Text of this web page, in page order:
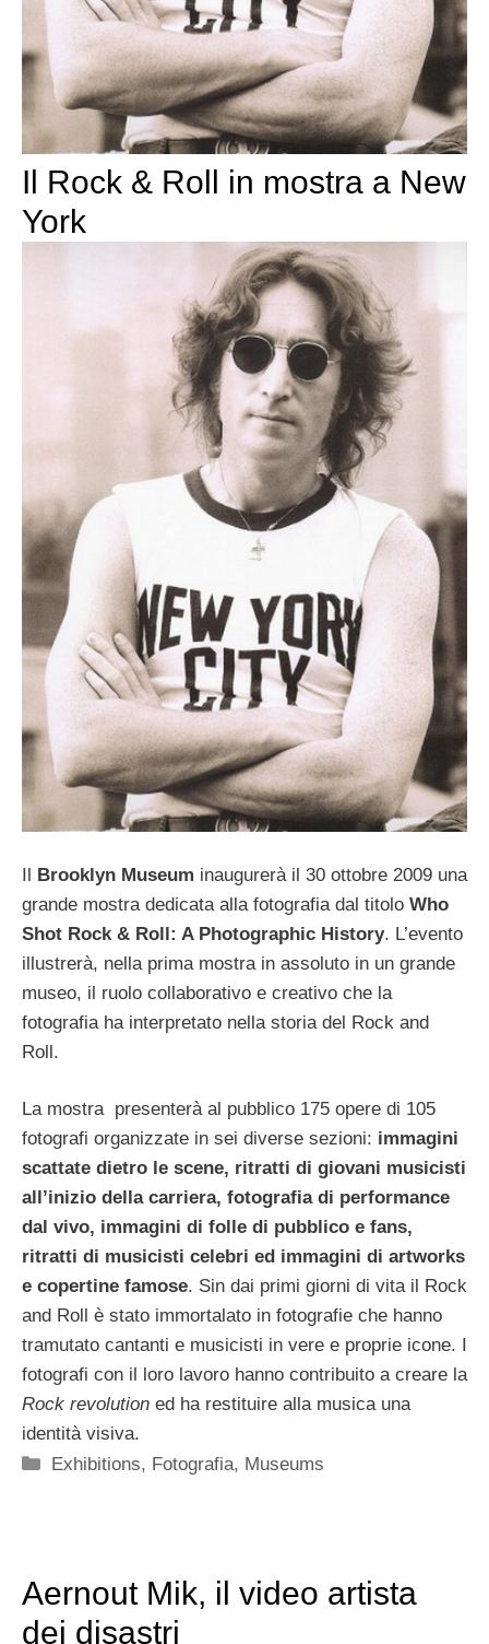
Il Rock & Roll in mostra a New
York
Il Brooklyn Museum inaugurerà il 30 ottobre 2009 una
grande mostra dedicata alla fotografia dal titolo Who
Shot Rock & Roll: A Photographic History. L’evento
illustrerà, nella prima mostra in assoluto in un grande
museo, il ruolo collaborativo e creativo che la
fotografia ha interpretato nella storia del Rock and
Roll.
La mostra presenterà al pubblico 175 opere di 105
fotografi organizzate in sei diverse sezioni: immagini
scattate dietro le scene, ritratti di giovani musicisti
all’inizio della carriera, fotografia di performance
dal vivo, immagini di folle di pubblico e fans,
ritratti di musicisti celebri ed immagini di artworks
e copertine famose. Sin dai primi giorni di vita il Rock
and Roll è stato immortalato in fotografie che hanno
tramutato cantanti e musicisti in vere e proprie icone. I
fotografi con il loro lavoro hanno contribuito a creare la
Rock revolution ed ha restituire alla musica una
identità visiva.
Categorie
Exhibitions, Fotografia, Museums
Aernout Mik, il video artista
dei disastri